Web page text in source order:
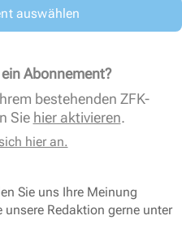
auswählen
Abonnement?
bestehenden ZFK-
Sie hier aktivieren.
hier an.
Sie uns Ihre Meinung
Redaktion gerne unter